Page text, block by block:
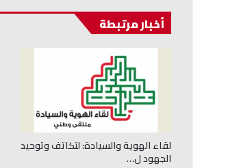
أخبار مرتبطة
لقاء الهوية والسيادة: لتكاتف وتوحيد
الجهود ل…